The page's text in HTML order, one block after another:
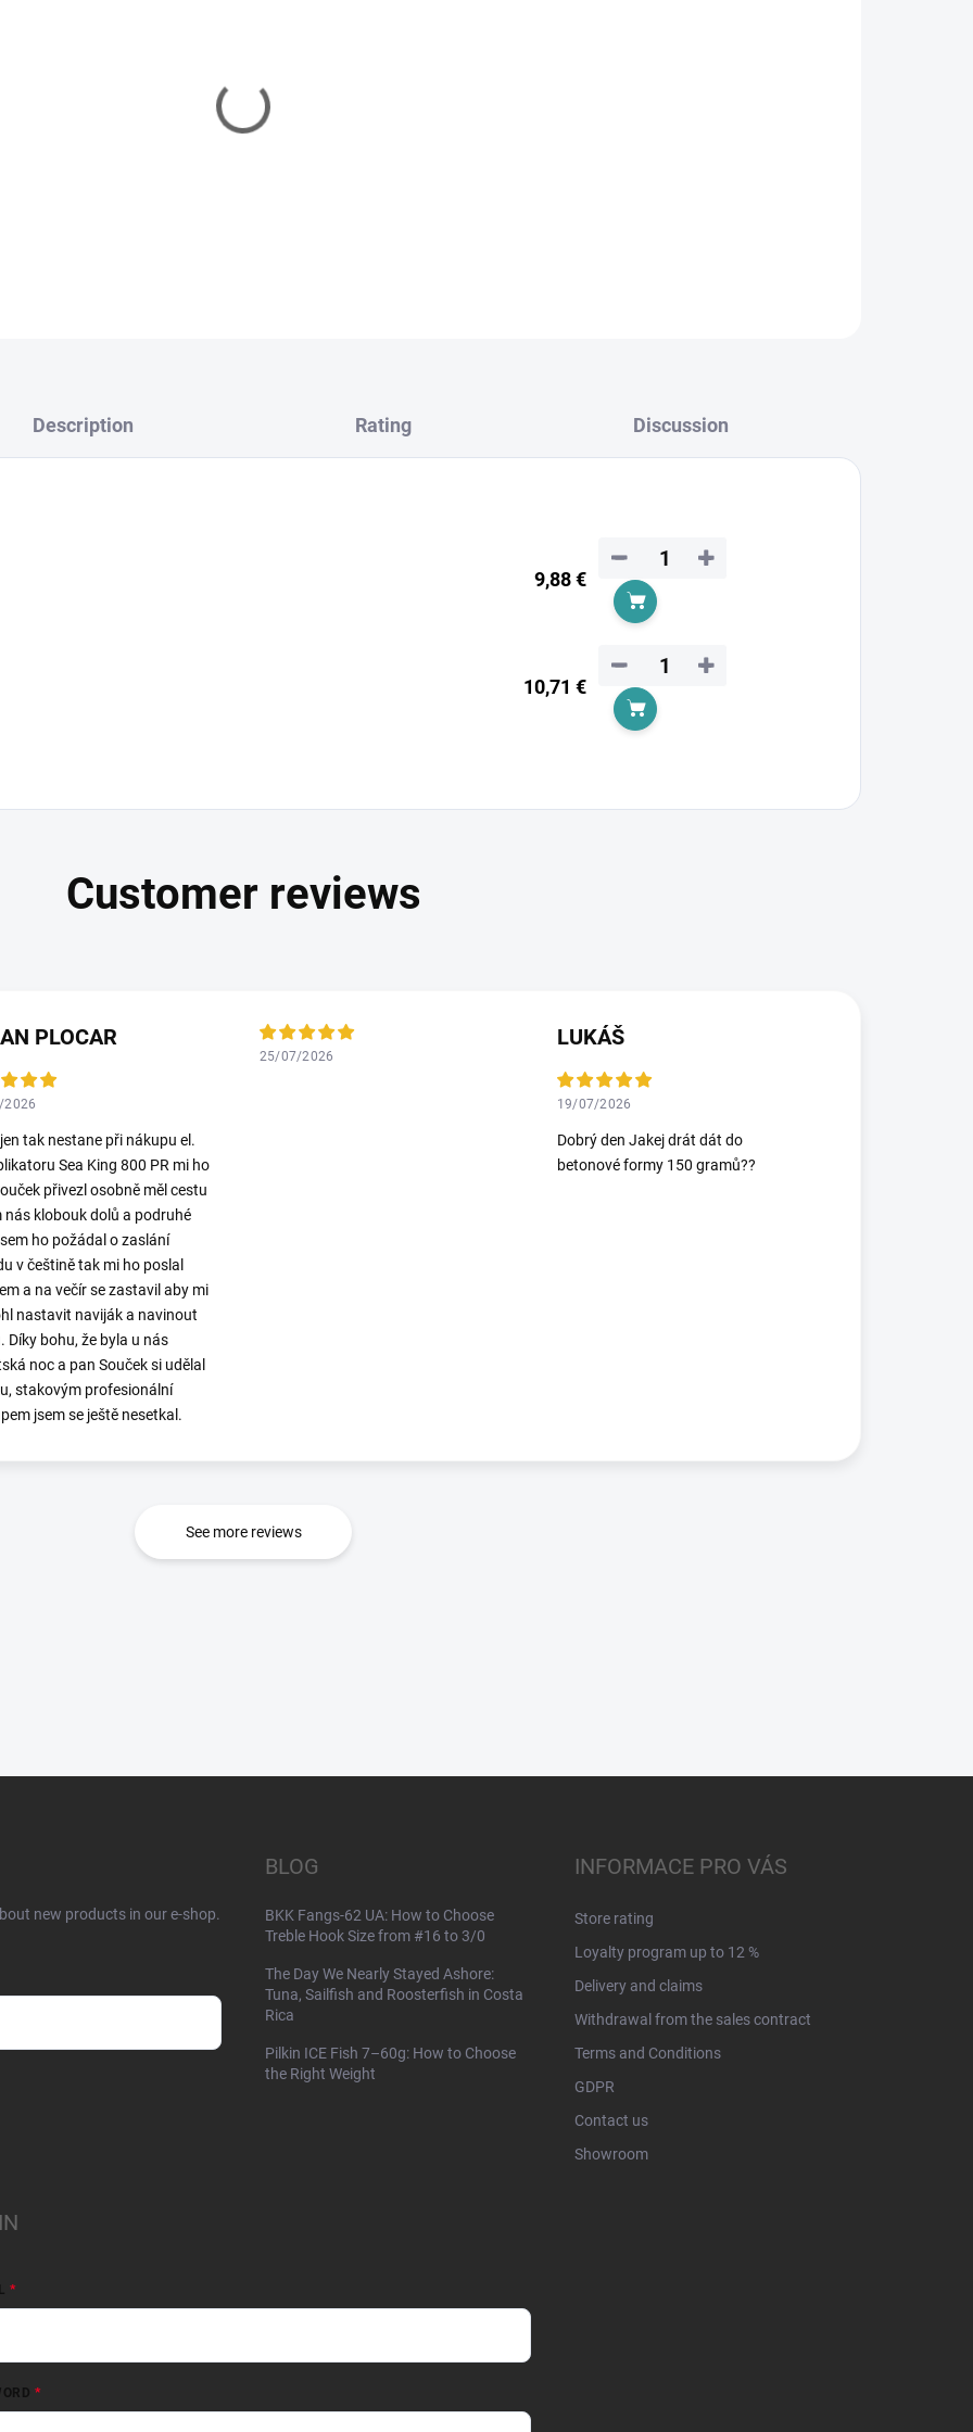
trout fishing
salmon rivers
Description Rating Discussion
9,88 €
+
−
Add to cart
10,71 €
+
−
Add to cart
PLOCAR
tak nestane při nákupu el.
Sea King 800 PR mi ho
přivezl osobně měl cestu
nás klobouk dolů a podruhé
ho požádal o zaslání
v češtině tak mi ho poslal
a na večír se zastavil aby mi
nastavit naviják a navinout
Díky bohu, že byla u nás
noc a pan Souček si udělal
stakovým profesionální
jsem se ještě nesetkal.
25/07/2026
LUKÁŠ
19/07/2026
Dobrý den Jakej drát dát do
betonové formy 150 gramů??
See more reviews
new products in our e-shop.
BLOG
BKK Fangs-62 UA: How to Choose
Treble Hook Size from #16 to 3/0
The Day We Nearly Stayed Ashore:
Tuna, Sailfish and Roosterfish in Costa
Rica
Pilkin ICE Fish 7–60g: How to Choose
the Right Weight
INFORMACE PRO VÁS
Store rating
Loyalty program up to 12 %
Delivery and claims
Withdrawal from the sales contract
Terms and Conditions
GDPR
Contact us
Showroom